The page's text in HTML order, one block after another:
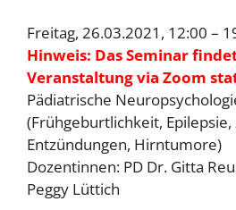
Freitag, 26.03.2021, 12:00 –
Hinweis: Das Seminar
Veranstaltung via Zoom
Pädiatrische
(Frühgeburtlichkeit,
Entzündungen, Hirntumore)
Dozentinnen: PD Dr. Gitta
Peggy Lüttich